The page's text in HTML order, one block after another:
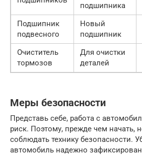
подшипника
Подшипник
подвесного
Новый
подшипник
Очиститель
тормозов
Для очистки
деталей
Меры безопасности
Представь себе, работа с
риск. Поэтому, прежде чем начать,
соблюдать технику безопасности.
автомобиль надежно